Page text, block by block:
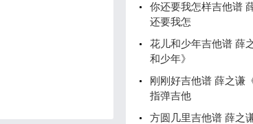
你还要我怎样吉他谱
还要我怎
花儿和少年吉他谱 薛
和少年》
刚刚好吉他谱 薛之谦
指弹吉他
方圆几里吉他谱 薛之